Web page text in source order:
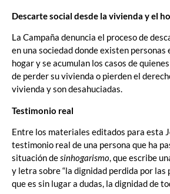
Descarte social desde la vivienda y el
La Campaña denuncia el proceso de
en una sociedad donde existen personas
hogar y se acumulan los casos de
de perder su vivienda o pierden el
vivienda y son desahuciadas.
Testimonio real
Entre los materiales editados para esta
testimonio real de una persona que ha
situación desinhogarismo, que escribe
y letra sobre “la dignidad perdida por las
que es sin lugar a dudas, la dignidad de